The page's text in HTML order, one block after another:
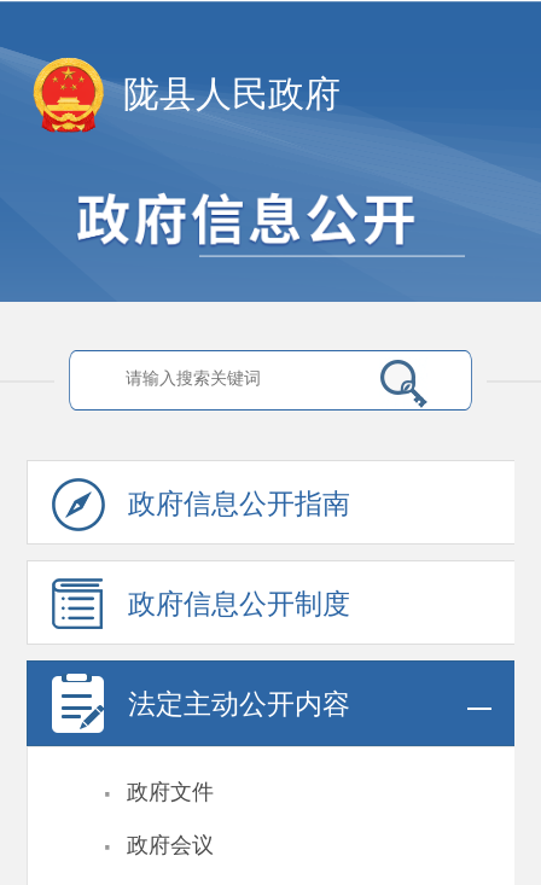
陇县人民政府
政府信息公开指南
政府信息公开制度
法定主动公开内容
· 政府文件
· 政府会议